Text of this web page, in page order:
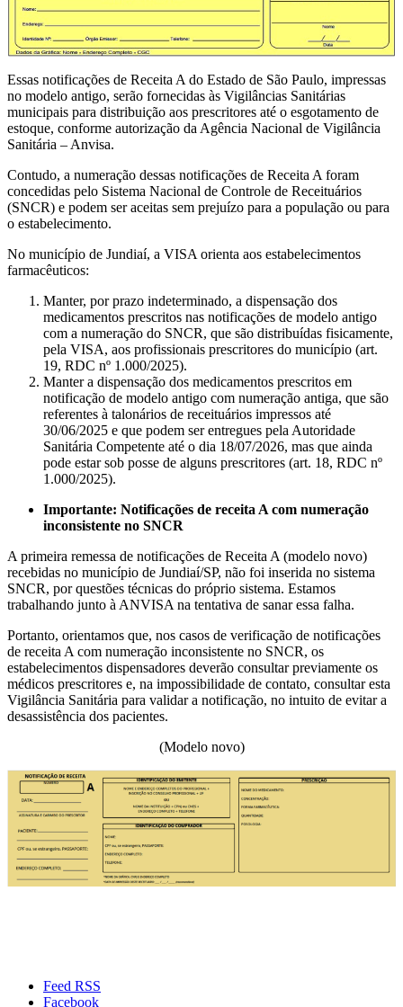
Essas notificações de Receita A do Estado de São Paulo, impressas
no modelo antigo, serão fornecidas às Vigilâncias Sanitárias
municipais para distribuição aos prescritores até o esgotamento de
estoque, conforme autorização da Agência Nacional de Vigilância
Sanitária – Anvisa.
Contudo, a numeração dessas notificações de Receita A foram
concedidas pelo Sistema Nacional de Controle de Receituários
(SNCR) e podem ser aceitas sem prejuízo para a população ou para
o estabelecimento.
No município de Jundiaí, a VISA orienta aos estabelecimentos
farmacêuticos:
Manter, por prazo indeterminado, a dispensação dos
medicamentos prescritos nas notificações de modelo antigo
com a numeração do SNCR, que são distribuídas fisicamente,
pela VISA, aos profissionais prescritores do município (art.
19, RDC nº 1.000/2025).
Manter a dispensação dos medicamentos prescritos em
notificação de modelo antigo com numeração antiga, que são
referentes à talonários de receituários impressos até
30/06/2025 e que podem ser entregues pela Autoridade
Sanitária Competente até o dia 18/07/2026, mas que ainda
pode estar sob posse de alguns prescritores (art. 18, RDC nº
1.000/2025).
Importante: Notificações de receita A com numeração
inconsistente no SNCR
A primeira remessa de notificações de Receita A (modelo novo)
recebidas no município de Jundiaí/SP, não foi inserida no sistema
SNCR, por questões técnicas do próprio sistema. Estamos
trabalhando junto à ANVISA na tentativa de sanar essa falha.
Portanto, orientamos que, nos casos de verificação de notificações
de receita A com numeração inconsistente no SNCR, os
estabelecimentos dispensadores deverão consultar previamente os
médicos prescritores e, na impossibilidade de contato, consultar esta
Vigilância Sanitária para validar a notificação, no intuito de evitar a
desassistência dos pacientes.
(Modelo novo)
Feed RSS
Facebook